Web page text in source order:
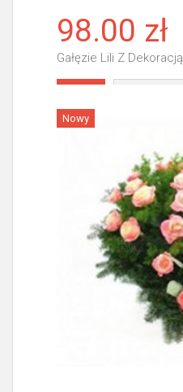
98.00 zł
Gałęzie Lili Z Dekoracją
Nowy